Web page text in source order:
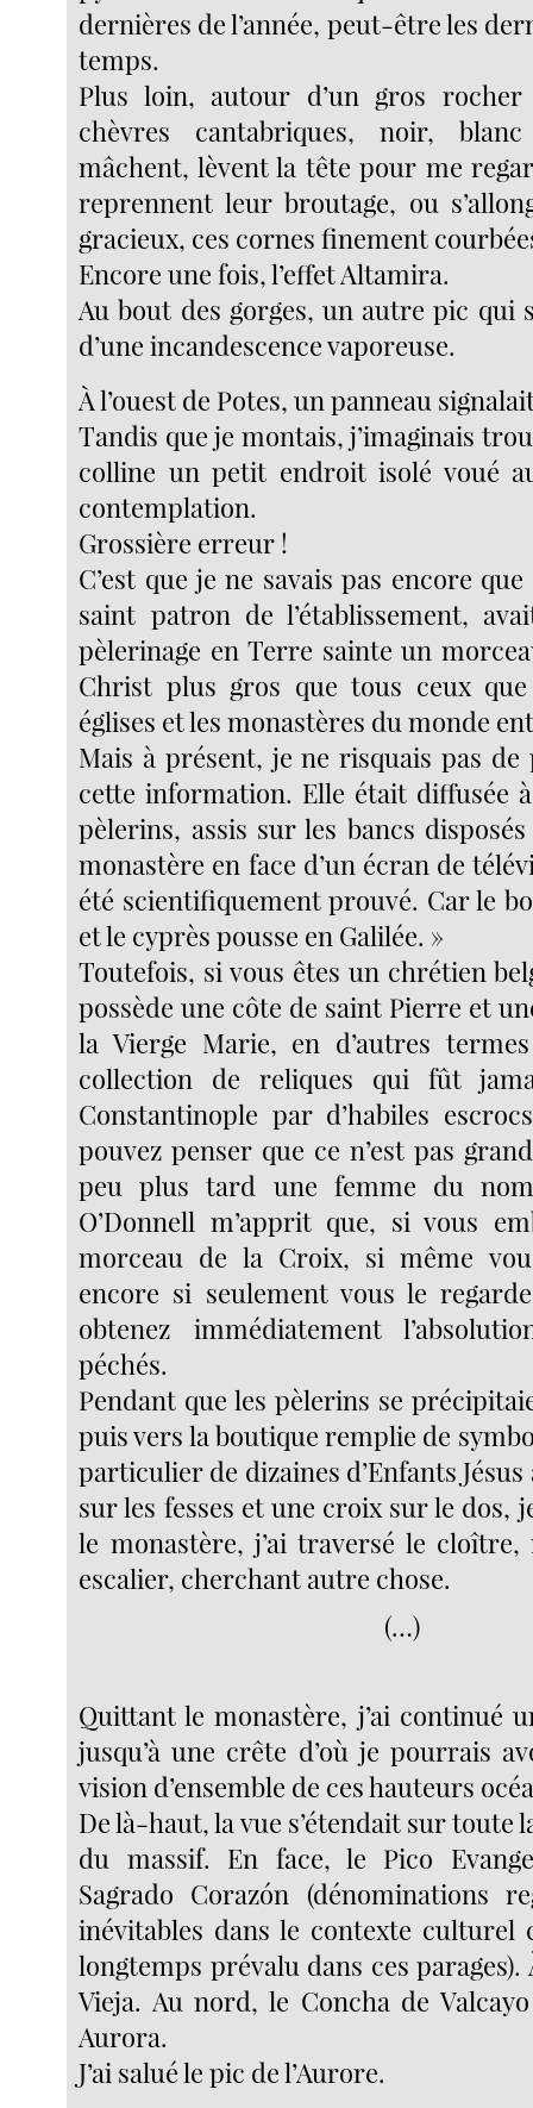
dernières de l’année, peut-être les
temps.
Plus loin, autour d’un gros
chèvres cantabriques, noir,
mâchent, lèvent la tête pour me
reprennent leur broutage, ou
gracieux, ces cornes finement
Encore une fois, l’effet Altamira.
Au bout des gorges, un autre pic qui
d’une incandescence vaporeuse.
À l’ouest de Potes, un panneau
Tandis que je montais, j’imaginais
colline un petit endroit isolé voué
contemplation.
Grossière erreur !
C’est que je ne savais pas encore
saint patron de l’établissement,
pèlerinage en Terre sainte un
Christ plus gros que tous ceux que
églises et les monastères du monde
Mais à présent, je ne risquais pas de
cette information. Elle était diffusée
pèlerins, assis sur les bancs
monastère en face d’un écran de
été scientifiquement prouvé. Car le
et le cyprès pousse en Galilée. »
Toutefois, si vous êtes un chrétien
possède une côte de saint Pierre et
la Vierge Marie, en d’autres
collection de reliques qui fût
Constantinople par d’habiles
pouvez penser que ce n’est pas
peu plus tard une femme du nom
O’Donnell m’apprit que, si vous
morceau de la Croix, si même
encore si seulement vous le
obtenez immédiatement
péchés.
Pendant que les pèlerins se
puis vers la boutique remplie de
particulier de dizaines d’Enfants Jésus
sur les fesses et une croix sur le dos,
le monastère, j’ai traversé le
escalier, cherchant autre chose.
(…)
Quittant le monastère, j’ai continué
jusqu’à une crête d’où je pourrais
vision d’ensemble de ces hauteurs
De là-haut, la vue s’étendait sur toute
du massif. En face, le Pico
Sagrado Corazón (dénominations
inévitables dans le contexte culturel
longtemps prévalu dans ces parages).
Vieja. Au nord, le Concha de
Aurora.
J’ai salué le pic de l’Aurore.